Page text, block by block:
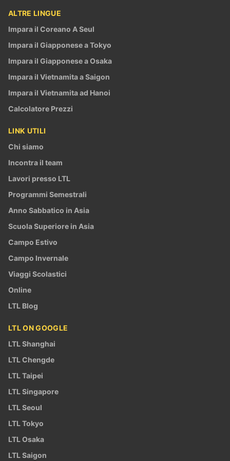
ALTRE LINGUE
Impara il Coreano A Seul
Impara il Giapponese a Tokyo
Impara il Giapponese a Osaka
Impara il Vietnamita a Saigon
Impara il Vietnamita ad Hanoi
Calcolatore Prezzi
LINK UTILI
Chi siamo
Incontra il team
Lavori presso LTL
Programmi Semestrali
Anno Sabbatico in Asia
Scuola Superiore in Asia
Campo Estivo
Campo Invernale
Viaggi Scolastici
Online
LTL Blog
LTL ON GOOGLE
LTL Shanghai
LTL Chengde
LTL Taipei
LTL Singapore
LTL Seoul
LTL Tokyo
LTL Osaka
LTL Saigon